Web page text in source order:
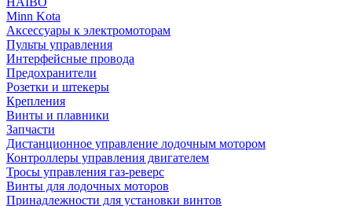
Minn Kota
Аксессуары к электромоторам
Пульты управления
Интерфейсные провода
Предохранители
Розетки и штекеры
Крепления
Винты и плавники
Запчасти
Дистанционное управление лодочным мотором
Контроллеры управления двигателем
Тросы управления газ-реверс
Винты для лодочных моторов
Принадлежности для установки винтов